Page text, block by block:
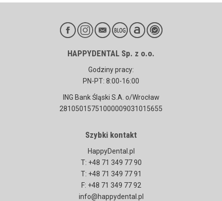
HAPPYDENTAL Sp. z o.o.
Godziny pracy:
PN-PT: 8:00-16:00
ING Bank Śląski S.A. o/Wrocław
28105015751000009031015655
Szybki kontakt
HappyDental.pl
T: +48 71 349 77 90
T: +48 71 349 77 91
F: +48 71 349 77 92
info@happydental.pl